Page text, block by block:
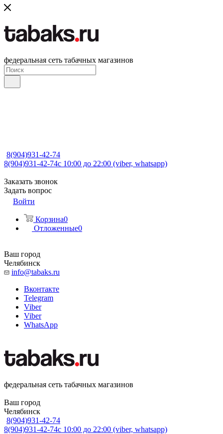
федеральная сеть табачных магазинов
8(904)931-42-74
8(904)931-42-74с 10:00 до 22:00 (viber, whatsapp)
Заказать звонок
Задать вопрос
Войти
Корзина0
Отложенные0
Ваш город
Челябинск
info@tabaks.ru
Вконтакте
Telegram
Viber
Viber
WhatsApp
федеральная сеть табачных магазинов
Ваш город
Челябинск
8(904)931-42-74
8(904)931-42-74с 10:00 до 22:00 (viber, whatsapp)